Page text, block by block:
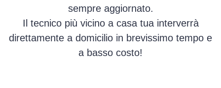
sempre aggiornato.
Il tecnico più vicino a casa tua interverrà
direttamente a domicilio in brevissimo tempo e
a basso costo!